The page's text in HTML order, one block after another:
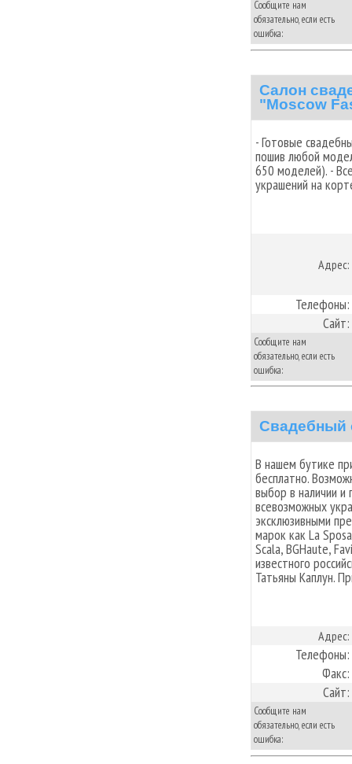
Сообщите нам
обязательно, если есть
ошибка:
Салон
"Moscow
- Готовые
пошив любой
650 моделей). -
украшений на
Адрес:
Телефоны:
Сайт:
Сообщите нам
обязательно, если есть
ошибка:
Свадебный
В нашем бутике
бесплатно.
выбор в наличии и
всевозможных
эксклюзивными
марок как La
Scala, BGHaute,
известного
Татьяны Каплун.
Адрес:
Телефоны:
Факс:
Сайт:
Сообщите нам
обязательно, если есть
ошибка: